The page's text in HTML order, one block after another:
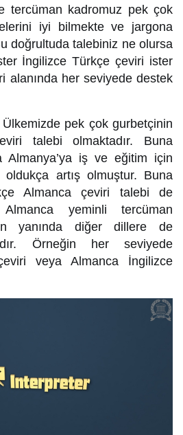
tercüman kadromuz pek çok
iyi bilmekte ve jargona
doğrultuda talebiniz ne olursa
İngilizce Türkçe çeviri ister
alanında her seviyede destek
pek çok gurbetçinin
talebi olmaktadır. Buna
Almanya’ya iş ve eğitim için
oldukça artış olmuştur. Buna
Almanca çeviri talebi de
Almanca yeminli tercüman
yanında diğer dillere de
Örneğin her seviyede
veya Almanca İngilizce